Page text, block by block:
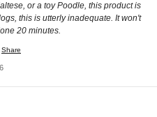
or a toy Poodle, this product is
this is utterly inadequate. It won't
20 minutes.
Share